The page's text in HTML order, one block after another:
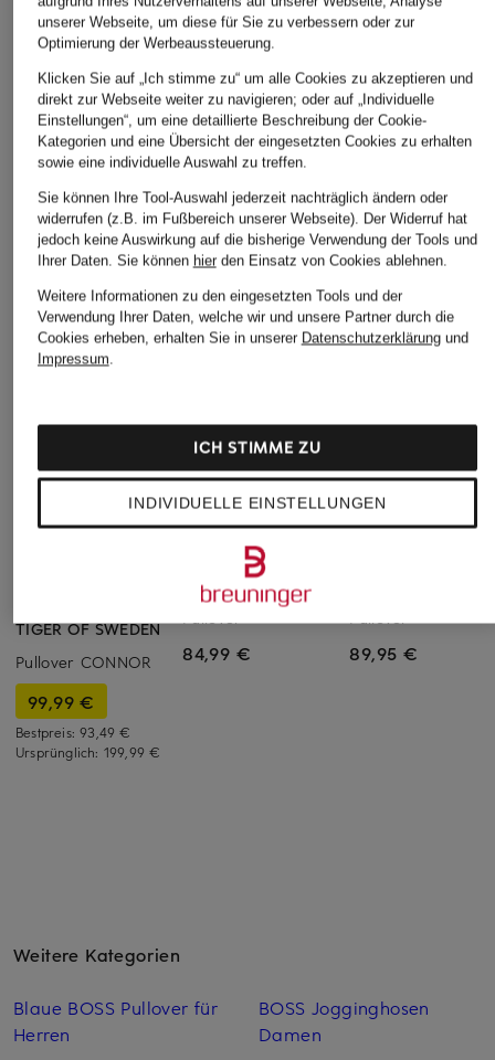
TIGER OF SWEDEN
Pullover CONNOR
99,99 €
Bestpreis:93,49 €
Ursprünglich: 199,99 €
TOMMY HILFIGER
Pullover
84,99 €
Pullover
89,95 €
Weitere Kategorien
Blaue BOSS Pullover für
Herren
BOSS Jogginghosen
Damen
unserer Webseite, um diese für Sie zu verbessern oder zur
Optimierung der Werbeaussteuerung.
Klicken Sie auf „Ich stimme zu“ um alle Cookies zu akzeptieren und
direkt zur Webseite weiter zu navigieren; oder auf „Individuelle
Einstellungen“, um eine detaillierte Beschreibung der Cookie-
Kategorien und eine Übersicht der eingesetzten Cookies zu erhalten
sowie eine individuelle Auswahl zu treffen.
Sie können Ihre Tool-Auswahl jederzeit nachträglich ändern oder
widerrufen (z.B. im Fußbereich unserer Webseite). Der Widerruf hat
jedoch keine Auswirkung auf die bisherige Verwendung der Tools und
Ihrer Daten. Sie können hierden Einsatz von Cookies ablehnen.
Weitere Informationen zu den eingesetzten Tools und der
Verwendung Ihrer Daten, welche wir und unsere Partner durch die
Cookies erheben, erhalten Sie in unserer Datenschutzerklärungund
Impressum.
INDIVIDUELLE EINSTELLUNGEN
ICH STIMME ZU